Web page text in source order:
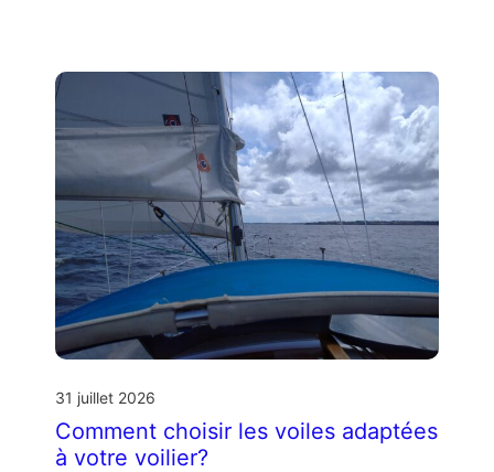
31 juillet 2026
Comment choisir les voiles adaptées
à votre voilier?